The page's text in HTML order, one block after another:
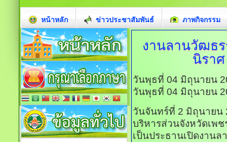
หน้าหลัก ข่าวประชาสัมพันธ์ ภาพกิจกรรม
งานลานวัฒธร
นิรา
วันพุธที่ 04 มิถุนายน
วันพุธที่ 04 มิถุนายน
วันจันทร์ที่ 2 มิถุนายน
บริหารส่วนจังหวัดเพ
เป็นประธานเปิดงาน